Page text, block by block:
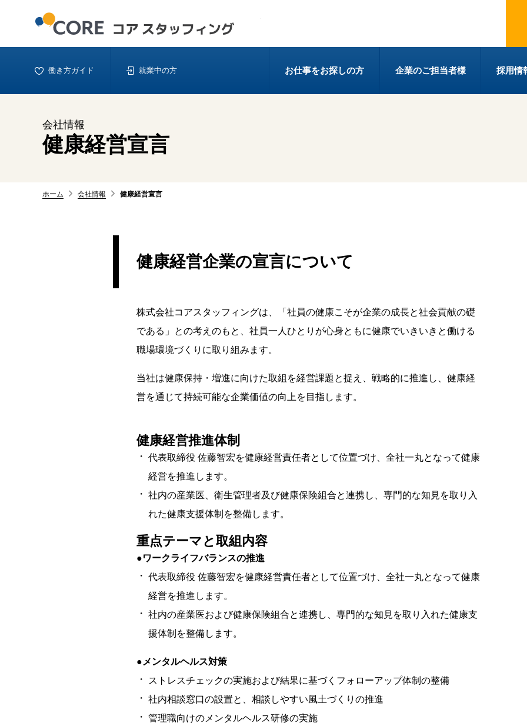
働き方ガイド 就業中の方 お仕事をお探しの方 企業のご担当者様 採用情
会社情報
健康経営宣言
ホーム 会社情報 健康経営宣言
健康経営企業の宣言について
株式会社コアスタッフィングは、「社員の健康こそが企業の成長と社会貢献の礎
である」との考えのもと、社員一人ひとりが心身ともに健康でいきいきと働ける
職場環境づくりに取り組みます。
当社は健康保持・増進に向けた取組を経営課題と捉え、戦略的に推進し、健康経
営を通じて持続可能な企業価値の向上を目指します。
健康経営推進体制
代表取締役 佐藤智宏を健康経営責任者として位置づけ、全社一丸となって健康
経営を推進します。
社内の産業医、衛生管理者及び健康保険組合と連携し、専門的な知見を取り入
れた健康支援体制を整備します。
重点テーマと取組内容
●ワークライフバランスの推進
代表取締役 佐藤智宏を健康経営責任者として位置づけ、全社一丸となって健康
経営を推進します。
社内の産業医および健康保険組合と連携し、専門的な知見を取り入れた健康支
援体制を整備します。
●メンタルヘルス対策
ストレスチェックの実施および結果に基づくフォローアップ体制の整備
社内相談窓口の設置と、相談しやすい風土づくりの推進
管理職向けのメンタルヘルス研修の実施